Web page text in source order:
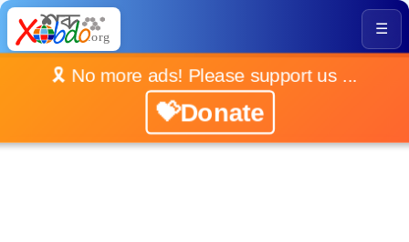
☰
🎗️ No more ads! Please support us ...
💝Donate